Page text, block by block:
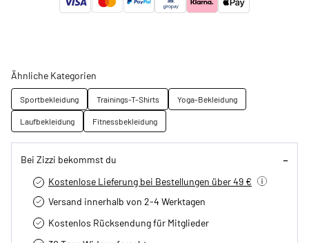
Ähnliche Kategorien
Sportbekleidung Trainings-T-Shirts
Yoga-Bekleidung
Laufbekleidung
Fitnessbekleidung
Bei Zizzi bekommst du
Kostenlose Lieferung bei Bestellungen über 49 €
Versand innerhalb von 2-4 Werktagen
Kostenlos Rücksendung für Mitglieder